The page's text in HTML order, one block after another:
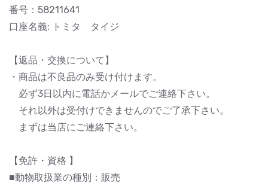
番号：58211641
口座名義: トミタ タイジ
【返品・交換について】
・商品は不良品のみ受け付けます。
必ず3日以内に電話かメールでご連絡下さい。
それ以外は受付けできませんのでご了承下さい。
まずは当店にご連絡下さい。
【免許・資格 】
■動物取扱業の種別：販売